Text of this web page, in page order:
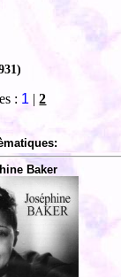
: 1 |2
Baker